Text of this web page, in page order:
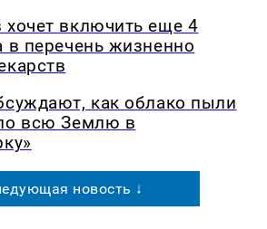
хочет включить еще 4
в перечень жизненно
как облако пыли
всю Землю в
новость ↓